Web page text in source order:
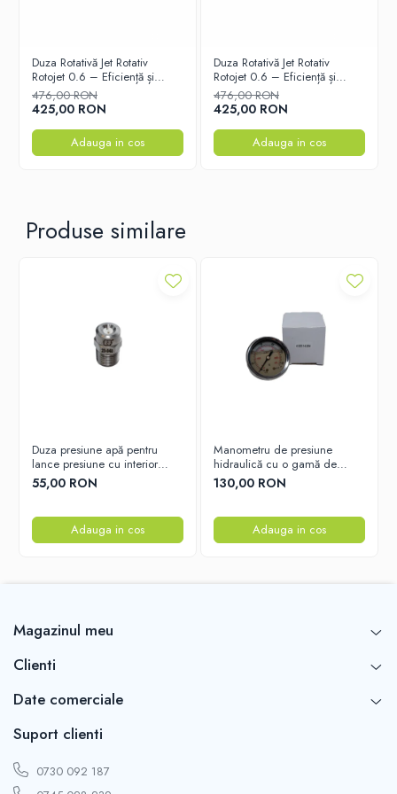
Duza Rotativă Jet Rotativ
Rotojet 0.6 – Eficiență și
Performanță Ridicată pentru
Curățare Sub Presiune
476,00 RON
425,00 RON
Adauga in cos
Duza Rotativă Jet Rotativ
Rotojet 0.6 – Eficiență și
Performanță Ridicată pentru
Curățare Sub Presiune
476,00 RON
425,00 RON
Adauga in cos
Produse similare
Duza presiune apă pentru
lance presiune cu interior
ceramic 25x040 – Duza
durabilă pentru performanță
55,00 RON
Adauga in cos
Manometru de presiune
hidraulică cu o gamă de
măsurare de la 0 la 300 bar
130,00 RON
Adauga in cos
Magazinul meu
Clienti
Date comerciale
Suport clienti
0730 092 187